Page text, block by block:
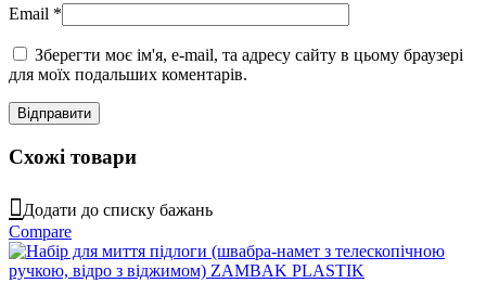
Email *
Зберегти моє ім'я, e-mail, та адресу сайту в цьому браузері
для моїх подальших коментарів.
Схожі товари
Додати до списку бажань
Compare